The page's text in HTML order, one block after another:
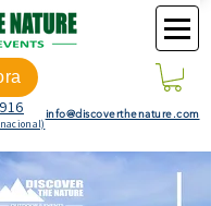
nacional)
info@discoverthenature.com